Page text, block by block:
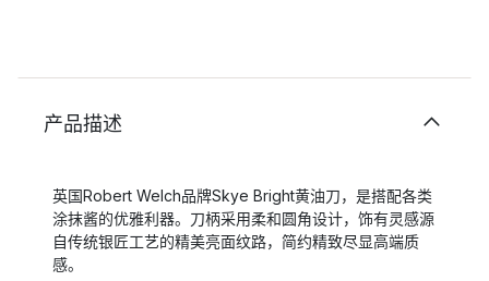
产品描述
英国Robert Welch品牌Skye Bright黄油刀，是搭配各类
涂抹酱的优雅利器。刀柄采用柔和圆角设计，饰有灵感源
自传统银匠工艺的精美亮面纹路，简约精致尽显高端质
感。